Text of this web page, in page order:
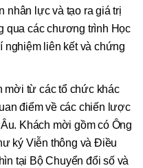
nhân lực và tạo ra giá trị
qua các chương trình Học
nghiệm liên kết và chứng
mời từ các tổ chức khác
điểm về các chiến lược
Khách mời gồm có Ông
ký Viễn thông và Điều
tại Bộ Chuyển đổi số và